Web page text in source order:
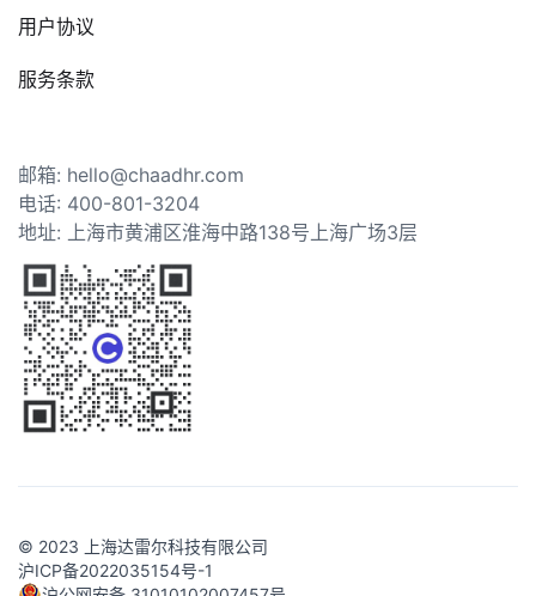
用户协议
服务条款
邮箱: hello@chaadhr.com
电话: 400-801-3204
地址: 上海市黄浦区淮海中路138号上海广场3层
© 2023 上海达雷尔科技有限公司
沪ICP备2022035154号-1